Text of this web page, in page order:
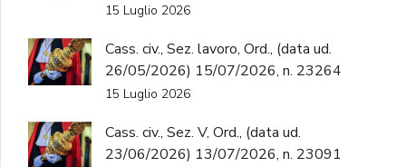
15 Luglio 2026
Cass. civ., Sez. lavoro, Ord., (data ud.
26/05/2026) 15/07/2026, n. 23264
15 Luglio 2026
Cass. civ., Sez. V, Ord., (data ud.
23/06/2026) 13/07/2026, n. 23091